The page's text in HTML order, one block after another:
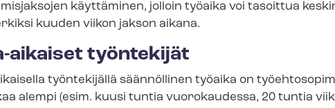
käyttäminen, jolloin työaika voi tasoittua
kuuden viikon jakson aikana.
aikaiset työntekijät
työntekijällä säännöllinen työaika on
alempi (esim. kuusi tuntia vuorokaudessa, 20 tuntia